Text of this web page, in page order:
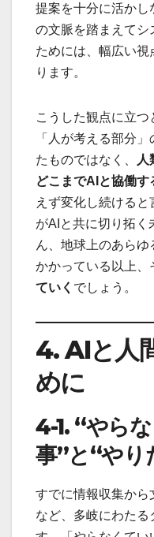
提案を十分に活かし
の文脈を踏まえてシ
ためには、幅広い
ります。
こうした観点に立つ
「人が考える部分
たものではなく、
人
どこまでAI と協働す
えず変化し続ける
がAIと共に切り拓く
ん、地球上のあら
かかっている以上、
ていく でしょう。
4. AIと人
めに
4-1. “やら
事”と“やり
すでに情報収集から
など、多岐にわた